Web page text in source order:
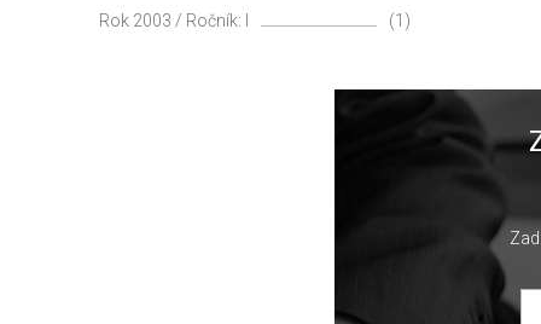
Rok 2003 / Ročník: I (1)